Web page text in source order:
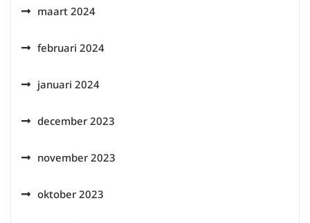
maart 2024
februari 2024
januari 2024
december 2023
november 2023
oktober 2023